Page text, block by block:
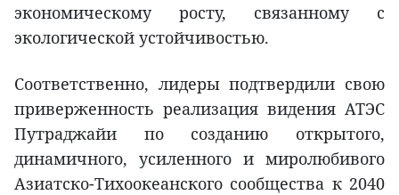
экономическому росту, связанному с
экологической устойчивостью.
Соответственно, лидеры подтвердили свою
приверженность реализация видения АТЭС
Путраджайи по созданию открытого,
динамичного, усиленного и миролюбивого
Азиатско-Тихоокеанского сообщества к 2040